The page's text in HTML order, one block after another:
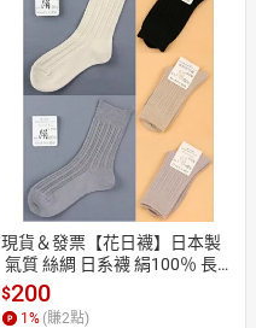
現貨＆發票【花日襪】日本製
氣質 絲綢 日系襪 絹100％ 長襪
長筒襪 基本款 除臭抗菌 黑色 灰
色 米色 襪子 襪
$200
1% (賺2點)